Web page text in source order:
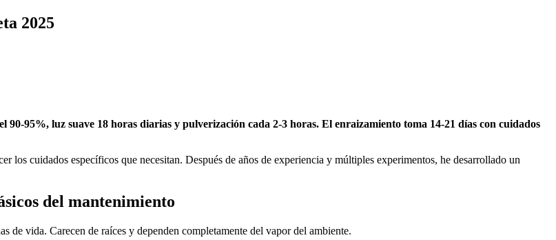
2025
95%, luz suave 18 horas diarias y pulverización cada 2-3 horas. El enraizamiento toma 14-21 días con cuidados
los cuidados específicos que necesitan. Después de años de experiencia y múltiples experimentos, he desarrollado un
del mantenimiento
de vida. Carecen de raíces y dependen completamente del vapor del ambiente.